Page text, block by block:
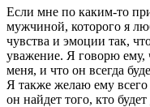
Если мне по каким-то
мужчиной, которого я
чувства и эмоции так,
уважение. Я говорю ему,
меня, и что он всегда
Я также желаю ему
он найдет того, кто